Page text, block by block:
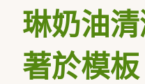
琳奶油
著於模板